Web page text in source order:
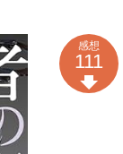
感想
111